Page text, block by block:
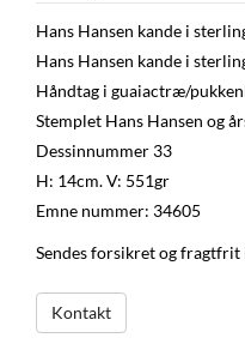
Hans Hansen kande i
Hans Hansen kande i
Håndtag i guaiactræ/
Stemplet Hans Hansen og
Dessinnummer 33
H: 14cm. V: 551gr
Emne nummer: 34605
Sendes forsikret og fragtfrit
Kontakt